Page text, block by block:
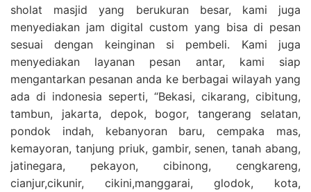
sholat masjid yang berukuran besar, kami juga
menyediakan jam digital custom yang bisa di pesan
sesuai dengan keinginan si pembeli. Kami juga
menyediakan layanan pesan antar, kami siap
mengantarkan pesanan anda ke berbagai wilayah yang
ada di indonesia seperti, “Bekasi, cikarang, cibitung,
tambun, jakarta, depok, bogor, tangerang selatan,
pondok indah, kebanyoran baru, cempaka mas,
kemayoran, tanjung priuk, gambir, senen, tanah abang,
jatinegara, pekayon, cibinong, cengkareng,
cianjur,cikunir, cikini,manggarai, glodok, kota,